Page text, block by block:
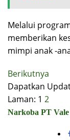
Melalui
memberikan
mimpi anak -
Berikutnya
Dapatkan
Laman: 1 2
Narkoba PT